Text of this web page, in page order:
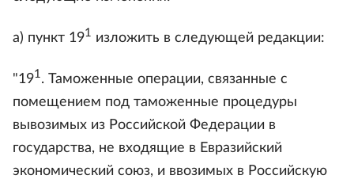
а) пункт 191 изложить в следующей редакции:
"191. Таможенные операции, связанные с
помещением под таможенные процедуры
вывозимых из Российской Федерации в
государства, не входящие в Евразийский
экономический союз, и ввозимых в Российскую